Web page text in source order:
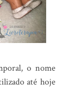
o nome
até hoje